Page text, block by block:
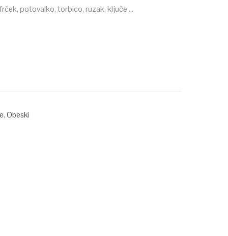
potovalko, torbico, ruzak, ključe …
, Obeski